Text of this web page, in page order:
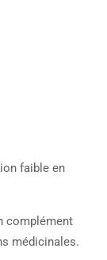
faible en
complément
médicinales.